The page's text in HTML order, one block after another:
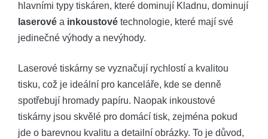
hlavními typy tiskáren, které dominují Kladnu, dominují
laserové a inkoustové technologie, které mají své
jedinečné výhody a nevýhody.
Laserové tiskárny se vyznačují rychlostí a kvalitou
tisku, což je ideální pro kanceláře, kde se denně
spotřebují hromady papíru. Naopak inkoustové
tiskárny jsou skvělé pro domácí tisk, zejména pokud
jde o barevnou kvalitu a detailní obrázky. To je důvod,